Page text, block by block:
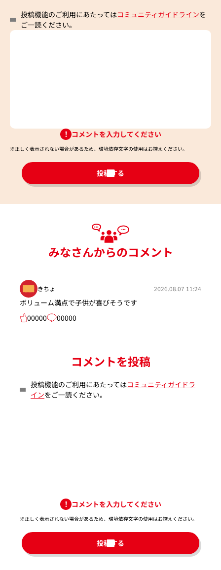
投稿機能のご利用にあたってはコミュニティガイドラインを
ご一読ください。
コメントを入力してください
※正しく表示されない場合があるため、環境依存文字の使用はお控えください。​
投稿する
みなさんからのコメント
きちょ 2026.08.07 11:24
ボリューム満点で子供が喜びそうです
00000
00000
コメントを投稿
投稿機能のご利用にあたってはコミュニティガイドラ
インをご一読ください。
コメントを入力してください
※正しく表示されない場合があるため、環境依存文字の使用はお控えください。​
投稿する